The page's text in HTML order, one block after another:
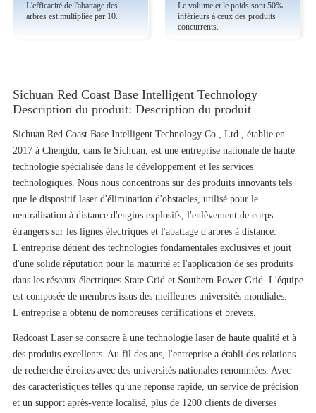
L'efficacité de l'abattage des
arbres est multipliée par 10.
Le volume et le poids sont 50%
inférieurs à ceux des produits
concurrents.
Sichuan Red Coast Base Intelligent Technology
Description du produit: Description du produit
Sichuan Red Coast Base Intelligent Technology Co., Ltd., établie en
2017 à Chengdu, dans le Sichuan, est une entreprise nationale de haute
technologie spécialisée dans le développement et les services
technologiques. Nous nous concentrons sur des produits innovants tels
que le dispositif laser d'élimination d'obstacles, utilisé pour le
neutralisation à distance d'engins explosifs, l'enlèvement de corps
étrangers sur les lignes électriques et l'abattage d'arbres à distance.
L'entreprise détient des technologies fondamentales exclusives et jouit
d'une solide réputation pour la maturité et l'application de ses produits
dans les réseaux électriques State Grid et Southern Power Grid. L'équipe
est composée de membres issus des meilleures universités mondiales.
L'entreprise a obtenu de nombreuses certifications et brevets.
Redcoast Laser se consacre à une technologie laser de haute qualité et à
des produits excellents. Au fil des ans, l'entreprise a établi des relations
de recherche étroites avec des universités nationales renommées. Avec
des caractéristiques telles qu'une réponse rapide, un service de précision
et un support après-vente localisé, plus de 1200 clients de diverses